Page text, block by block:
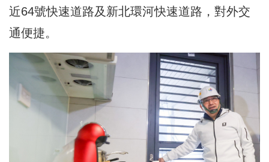
近64號快速道路及新北環河快速道路，對外交
通便捷。